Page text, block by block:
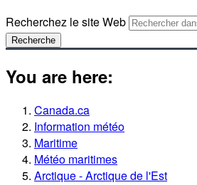
Recherchez le site Web
Recherche
You are here:
Canada.ca
Information météo
Maritime
Météo maritimes
Arctique - Arctique de l'Est